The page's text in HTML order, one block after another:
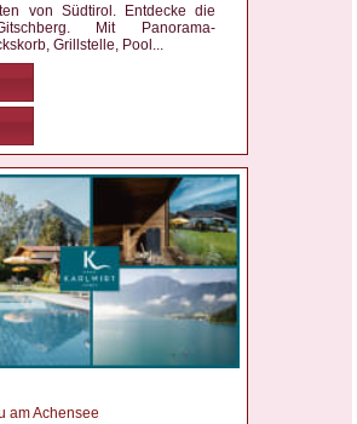
von Südtirol. Entdecke die
Mit Panorama-
Grillstelle, Pool
am Achensee